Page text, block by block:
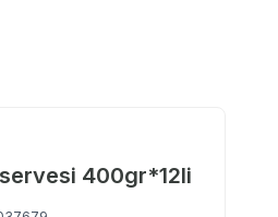
400gr*12li